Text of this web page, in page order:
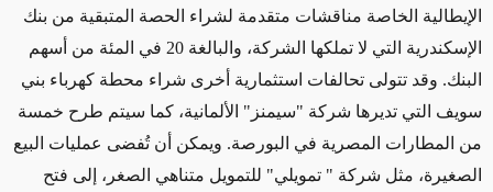
الإيطالية الخاصة مناقشات متقدمة لشراء الحصة المتبقية من بنك
الإسكندرية التي لا تملكها الشركة، والبالغة 20 في المئة من أسهم
البنك. وقد تتولى تحالفات استثمارية أخرى شراء محطة كهرباء بني
سويف التي تديرها شركة "سيمنز" الألمانية، كما سيتم طرح خمسة
من المطارات المصرية في البورصة. ويمكن أن تُفضى عمليات البيع
الصغيرة، مثل شركة " تمويلي" للتمويل متناهي الصغر، إلى فتح